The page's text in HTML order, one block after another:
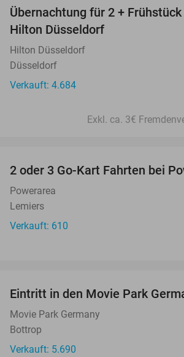
Übernachtung für 2 +
Hilton Düsseldorf
Hilton Düsseldorf
Düsseldorf
Verkauft: 4.684
Exkl. ca. 3€
2 oder 3 Go-Kart Fahrten bei
Powerarea
Lemiers
Verkauft: 610
Eintritt in den Movie Park
Movie Park Germany
Bottrop
Verkauft: 5.690